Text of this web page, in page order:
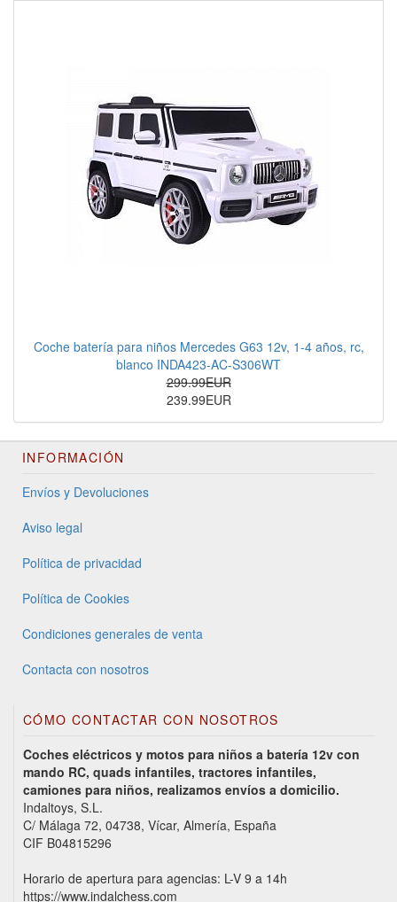
Coche batería para niños Mercedes G63 12v, 1-4 años, rc,
blanco INDA423-AC-S306WT
299.99EUR
239.99EUR
INFORMACIÓN
Envíos y Devoluciones
Aviso legal
Política de privacidad
Política de Cookies
Condiciones generales de venta
Contacta con nosotros
CÓMO CONTACTAR CON NOSOTROS
Coches eléctricos y motos para niños a batería 12v con
mando RC, quads infantiles, tractores infantiles,
camiones para niños, realizamos envíos a domicilio.
Indaltoys, S.L.
C/ Málaga 72, 04738, Vícar, Almería, España
CIF B04815296
Horario de apertura para agencias: L-V 9 a 14h
https://www.indalchess.com